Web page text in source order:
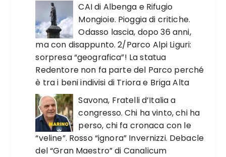
CAI di Albenga e Rifugio
Mongioie. Pioggia di critiche.
Odasso lascia, dopo 36 anni,
ma con disappunto. 2/Parco Alpi Liguri:
sorpresa “geografica”! La statua
Redentore non fa parte del Parco perché
è tra i beni indivisi di Triora e Briga Alta
Savona, Fratelli d’Italia a
congresso. Chi ha vinto, chi ha
perso, chi fa cronaca con le
“veline”. Rosso “ignora” Invernizzi. Debacle
del “Gran Maestro” di Canalicum